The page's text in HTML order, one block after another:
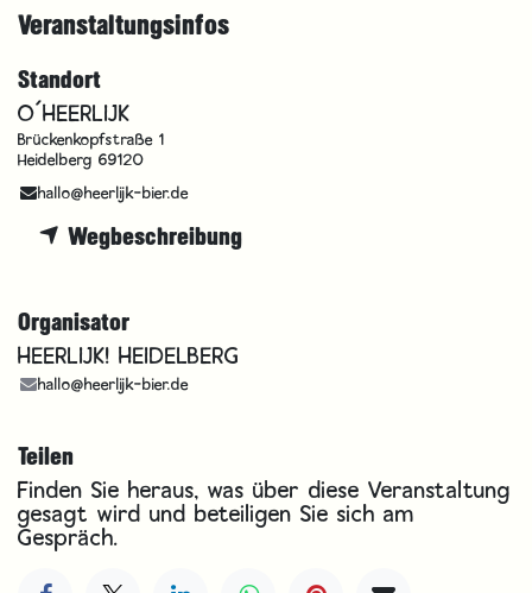
Veranstaltungsinfos
Standort
O´HEERLIJK
Brückenkopfstraße 1
Heidelberg 69120
hallo@heerlijk-bier.de
Wegbeschreibung
Organisator
HEERLIJK! HEIDELBERG
hallo@heerlijk-bier.de
Teilen
Finden Sie heraus, was über diese Veranstaltung
gesagt wird und beteiligen Sie sich am
Gespräch.